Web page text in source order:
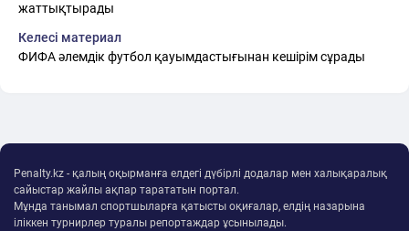
жаттықтырады
Келесі материал
ФИФА әлемдік футбол қауымдастығынан кешірім сұрады
Penalty.kz - қалың оқырманға елдегі дүбірлі додалар мен халықаралық
сайыстар жайлы ақпар тарататын портал.
Мұнда танымал спортшыларға қатысты оқиғалар, елдің назарына
іліккен турнирлер туралы репортаждар ұсынылады.